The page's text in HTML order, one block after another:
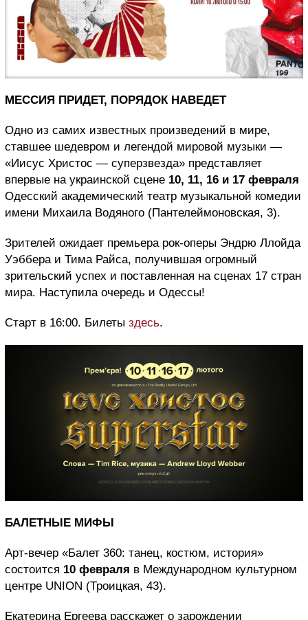
МЕССИЯ ПРИДЕТ, ПОРЯДОК НАВЕДЕТ
Одно из самих известных произведений в мире,
ставшее шедевром и легендой мировой музыки —
«Иисус Христос — суперзвезда» представляет
впервые на украинской сцене 10, 11, 16 и 17 февраля
Одесский академический театр музыкальной комедии
имени Михаила Водяного (Пантелеймоновская, 3).
Зрителей ожидает премьера рок-оперы Эндрю Ллойда
Уэббера и Тима Райса, получившая огромный
зрительский успех и поставленная на сценах 17 стран
мира. Наступила очередь и Одессы!
Старт в 16:00. Билеты здесь.
БАЛЕТНЫЕ МИФЫ
Арт-вечер «Балет 360: танец, костюм, история»
состоится 10 февраля в Международном культурном
центре UNION (Троицкая, 43).
Екатерина Ергеева расскажет о зарождении